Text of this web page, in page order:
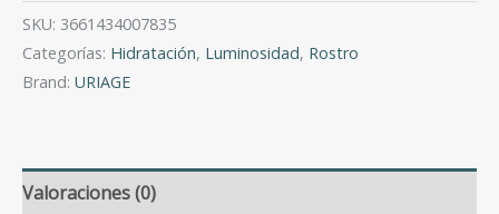
Con
Agua
Termal
SKU: 3661434007835
Categorías: Hidratación, Luminosidad, Rostro
Brand: URIAGE
Valoraciones (0)